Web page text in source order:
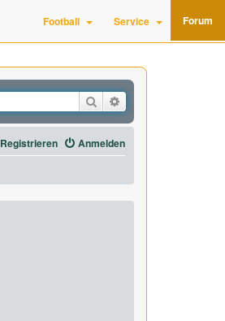
Football Service Forum
Suche
Anmelden
Registrieren